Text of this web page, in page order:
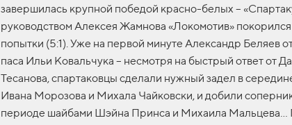
завершилась крупной победой красно-белых –
руководством Алексея Жамнова «Локомотив» покорился
попытки (5:1). Уже на первой минуте Александр Беляев
паса Ильи Ковальчука – несмотря на быстрый ответ от
Тесанова, спартаковцы сделали нужный задел в
Ивана Морозова и Михала Чайковски, и добили
периоде шайбами Шэйна Принса и Михаила